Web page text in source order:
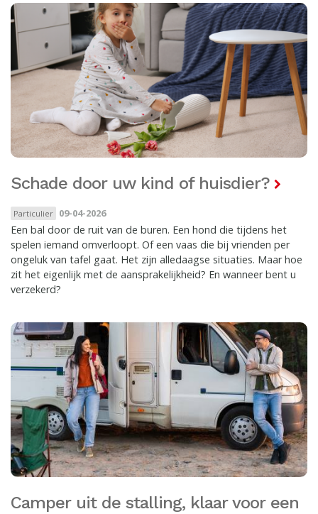
Schade door uw kind of huisdier?
Particulier 09-04-2026
Een bal door de ruit van de buren. Een hond die tijdens het
spelen iemand omverloopt. Of een vaas die bij vrienden per
ongeluk van tafel gaat. Het zijn alledaagse situaties. Maar hoe
zit het eigenlijk met de aansprakelijkheid? En wanneer bent u
verzekerd?
Camper uit de stalling, klaar voor een